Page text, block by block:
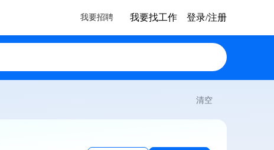
我要招聘 我要找工作 登录/注册
清空